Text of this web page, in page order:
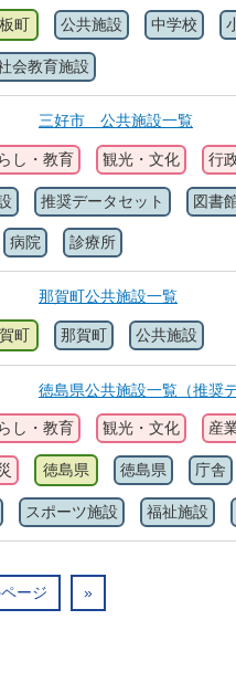
板町 公共施設 中学校
会教育施設
三好市 公共施設一覧
し・教育 観光・文化 行
推奨データセット 図書
病院 診療所
那賀町公共施設一覧
町 那賀町 公共施設
徳島県公共施設一覧（推奨
し・教育 観光・文化 産
徳島県 徳島県 庁舎
スポーツ施設 福祉施設
ージ »